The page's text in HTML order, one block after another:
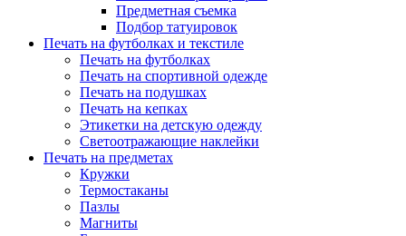
Предметная съемка
Подбор татуировок
Печать на футболках и текстиле
Печать на футболках
Печать на спортивной одежде
Печать на подушках
Печать на кепках
Этикетки на детскую одежду
Светоотражающие наклейки
Печать на предметах
Кружки
Термостаканы
Пазлы
Магниты